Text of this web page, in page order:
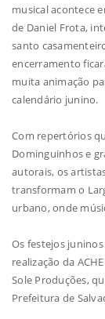
musical acontece
de Daniel Frota,
santo
encerramento
muita animação
calendário junino.
Com repertórios
Dominguinhos e
autorais, os
transformam o
urbano, onde
Os festejos
realização da
Sole Produções,
Prefeitura de